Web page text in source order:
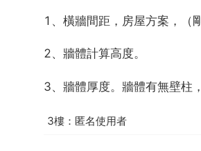
1、橫牆間距，房屋方案，（
2、牆體計算高度。
3、牆體厚度。牆體有無壁柱
3樓：匿名使用者